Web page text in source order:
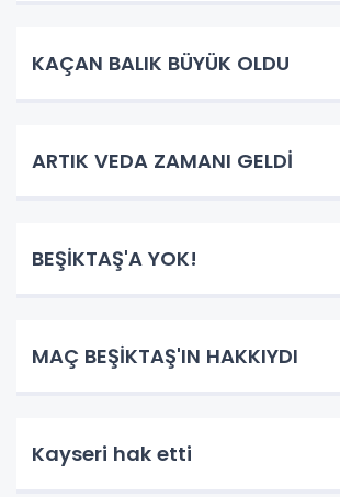
KAÇAN BALIK BÜYÜK OLDU
ARTIK VEDA ZAMANI GELDİ
BEŞİKTAŞ'A YOK!
MAÇ BEŞİKTAŞ'IN HAKKIYDI
Kayseri hak etti